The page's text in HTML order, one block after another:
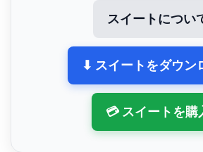
スイートについ
⬇ スイートをダウン
💳 スイートを購